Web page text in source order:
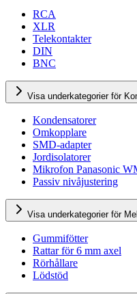
RCA
XLR
Telekontakter
DIN
BNC
Visa underkategorier för
Kondensatorer
Omkopplare
SMD-adapter
Jordisolatorer
Mikrofon Panasonic
Passiv nivåjustering
Visa underkategorier för
Gummifötter
Rattar för 6 mm axel
Rörhållare
Lödstöd